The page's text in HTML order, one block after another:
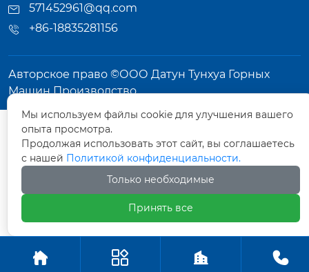
571452961@qq.com
+86-18835281156
Авторское право ©ООО Датун Тунхуа Горных
Машин Производство
   
Мы используем файлы cookie для улучшения вашего
опыта просмотра.
Продолжая использовать этот сайт, вы соглашаетесь
с нашей Политикой конфиденциальности.
Только необходимые
Принять все